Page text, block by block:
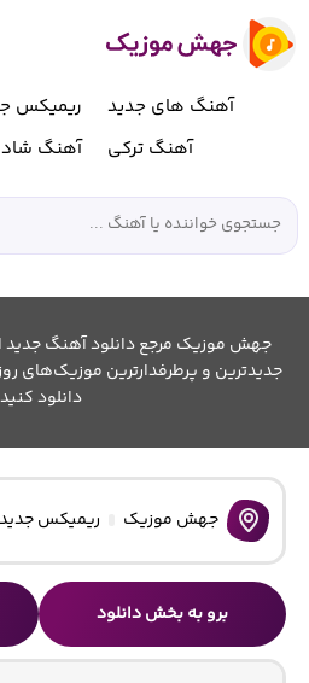
آهنگ های جدید ریمیکس
آهنگ ترکی
آهنگ شاد
جهش موزیک مرجع دانلود آهنگ جدید
جدیدترین و پرطرفدارترین موزیک‌های
دانلود
جهش موزیک ریمیکس جدید
برو به بخش دانلود